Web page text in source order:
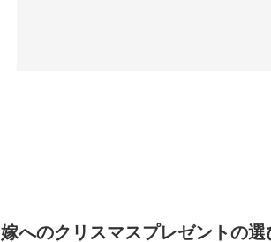
嫁へのクリスマスプレゼントの選